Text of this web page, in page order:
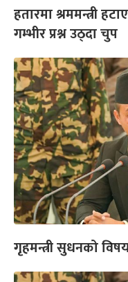
हतारमा श्रममन्त्री
गम्भीर प्रश्न उठ्दा चुप
गृहमन्त्री सुधनको